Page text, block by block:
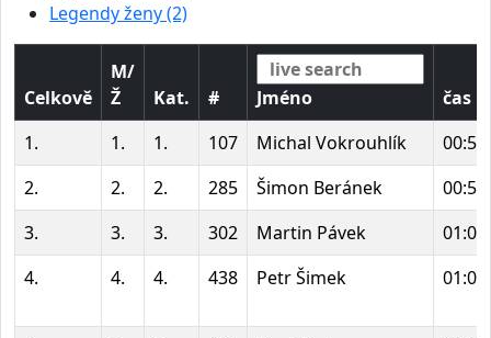
Legendy ženy (2)
Celkově
M/
Ž
Kat. # Jméno
čas
1.
1. 1. 107 Michal Vokrouhlík
2.
2. 2. 285 Šimon Beránek
3.
3. 3. 302 Martin Pávek
4.
4. 4. 438 Petr Šimek